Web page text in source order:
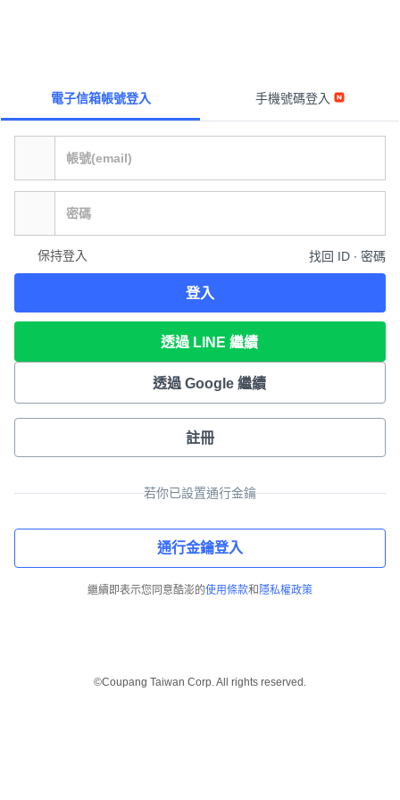
電子信箱帳號登入 手機號碼登入
保持登入 找回 ID ∙ 密碼
登入
透過 LINE 繼續
透過 Google 繼續
註冊
若你已設置通行金鑰
通行金鑰登入
繼續即表示您同意酷澎的使用條款和 隱私權政策
©Coupang Taiwan Corp. All rights reserved.